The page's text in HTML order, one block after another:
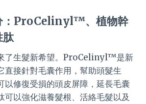
：ProCelinyl™、植物幹
肽
了生髮新希望。ProCelinyl™是新
直接針對毛囊作用，幫助頭髮生
以修復受損的頭皮屏障，延長毛囊
可以強化滋養髮根、活絡毛髮以及